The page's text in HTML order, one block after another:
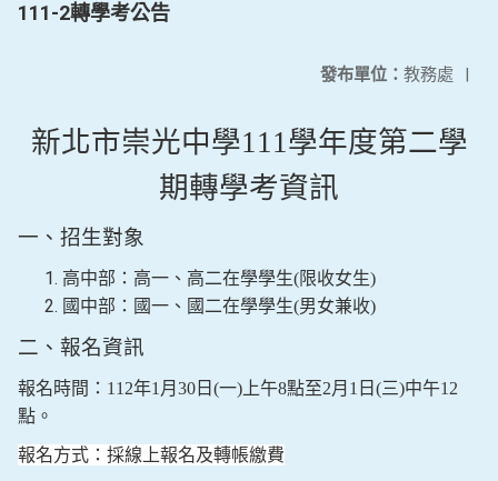
111-2轉學考公告
發布單位： 教務處 |
新北市崇光中學111學年度第二學
期轉學考資訊
一、招生對象
高中部：高一、高二在學學生(限收女生)
國中部：國一、國二在學學生(男女兼收)
二、報名資訊
報名時間： 112年1 月 30 日 (一) 上午8點至2月 1 日 (三)中午12
點。
報名方式：採線上報名及轉帳繳費